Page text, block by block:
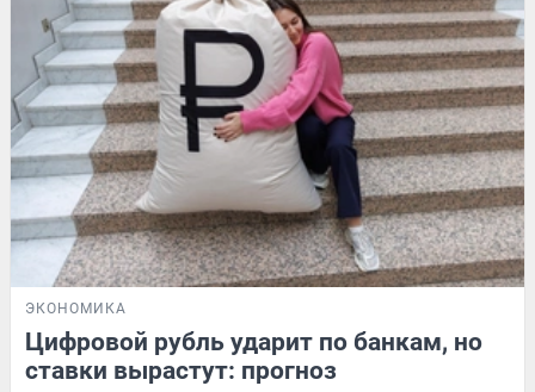
ЭКОНОМИКА
Цифровой рубль ударит по банкам, но
ставки вырастут: прогноз